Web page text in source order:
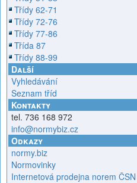
Třídy 62-71
Třídy 72-76
Třídy 77-86
Třída 87
Třídy 88-99
Další
Vyhledávání
Seznam tříd
Kontakty
tel. 736 168 972
info@normybiz.cz
Odkazy
normy.biz
Normovinky
Internetová prodejna norem ČSN